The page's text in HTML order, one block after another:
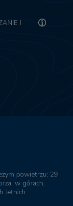
I
powietrzu: 29
w górach,
letnich